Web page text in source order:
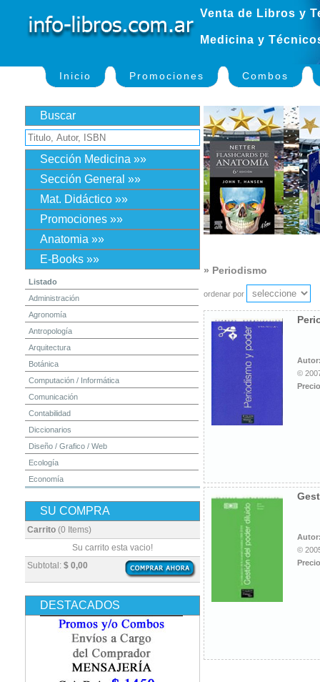
Venta de Libros y
Medicina y
Inicio Promociones Combos
Buscar
Sección Medicina »»
Sección General »»
Mat. Didáctico »»
Promociones »»
Anatomia »»
E-Books »»
Listado
Administración
Agronomía
Antropología
Arquitectura
Botánica
Computación / Informática
Comunicación
Contabilidad
Diccionarios
Diseño / Grafico / Web
Ecología
Economía
Electrónica
Estadística
Física
Higiene y Seguridad
Historia
Ingeniería
Marketing / Publicidad
SU COMPRA
Carrito (0 Items)
Subtotal: $ 0,00
Su carrito esta vacio!
DESTACADOS
» Periodismo
ordenar por
©
©